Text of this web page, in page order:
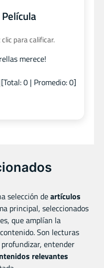
para calificar.
merece!
[Total:0| Promedio:0]
selección deartículos
principal, seleccionados
que amplían la
Son lecturas
entender
relevantes